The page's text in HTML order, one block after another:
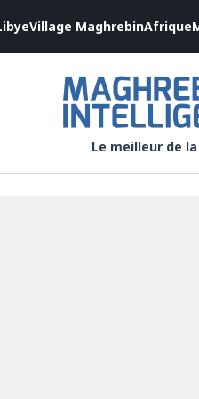
Village MaghrebinAfrique
Le meilleur de